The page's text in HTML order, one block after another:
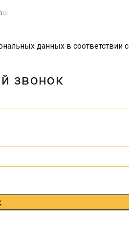
данных в соответствии с
звонок